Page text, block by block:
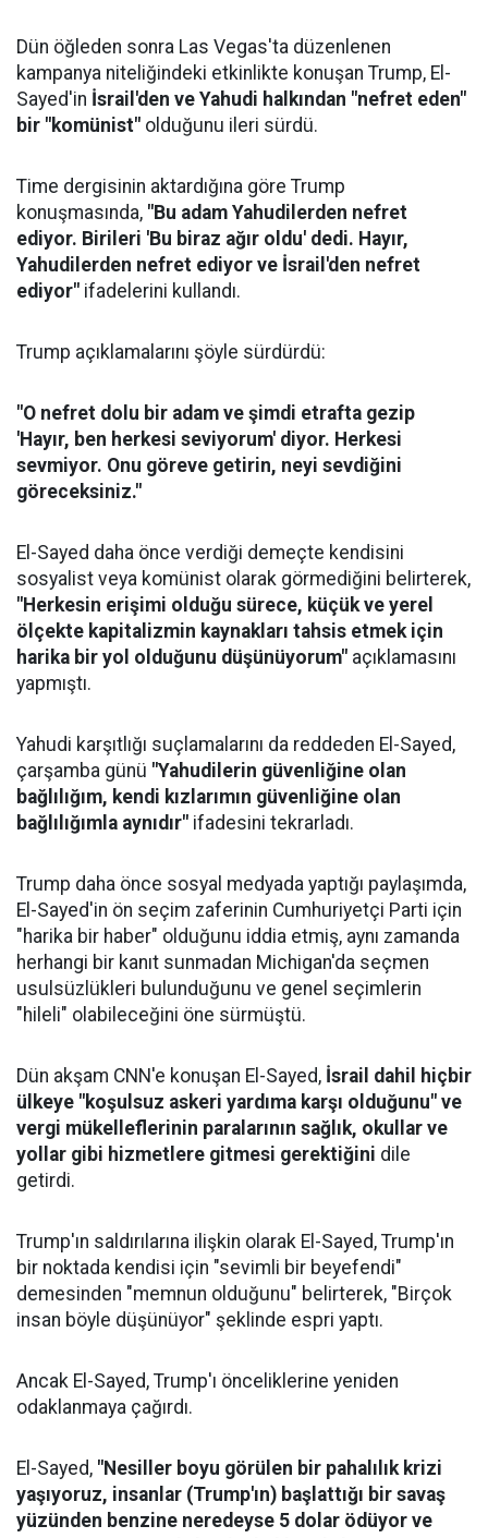
Dün öğleden sonra Las Vegas'ta düzenlenen
kampanya niteliğindeki etkinlikte konuşan Trump, El-
Sayed'in İsrail'den ve Yahudi halkından "nefret eden"
bir "komünist" olduğunu ileri sürdü.
Time dergisinin aktardığına göre Trump
konuşmasında, "Bu adam Yahudilerden nefret
ediyor. Birileri 'Bu biraz ağır oldu' dedi. Hayır,
Yahudilerden nefret ediyor ve İsrail'den nefret
ediyor" ifadelerini kullandı.
Trump açıklamalarını şöyle sürdürdü:
"O nefret dolu bir adam ve şimdi etrafta gezip
'Hayır, ben herkesi seviyorum' diyor. Herkesi
sevmiyor. Onu göreve getirin, neyi sevdiğini
göreceksiniz."
El-Sayed daha önce verdiği demeçte kendisini
sosyalist veya komünist olarak görmediğini belirterek,
"Herkesin erişimi olduğu sürece, küçük ve yerel
ölçekte kapitalizmin kaynakları tahsis etmek için
harika bir yol olduğunu düşünüyorum" açıklamasını
yapmıştı.
Yahudi karşıtlığı suçlamalarını da reddeden El-Sayed,
çarşamba günü "Yahudilerin güvenliğine olan
bağlılığım, kendi kızlarımın güvenliğine olan
bağlılığımla aynıdır" ifadesini tekrarladı.
Trump daha önce sosyal medyada yaptığı paylaşımda,
El-Sayed'in ön seçim zaferinin Cumhuriyetçi Parti için
"harika bir haber" olduğunu iddia etmiş, aynı zamanda
herhangi bir kanıt sunmadan Michigan'da seçmen
usulsüzlükleri bulunduğunu ve genel seçimlerin
"hileli" olabileceğini öne sürmüştü.
Dün akşam CNN'e konuşan El-Sayed, İsrail dahil hiçbir
ülkeye "koşulsuz askeri yardıma karşı olduğunu" ve
vergi mükelleflerinin paralarının sağlık, okullar ve
yollar gibi hizmetlere gitmesi gerektiğini dile
getirdi.
Trump'ın saldırılarına ilişkin olarak El-Sayed, Trump'ın
bir noktada kendisi için "sevimli bir beyefendi"
demesinden "memnun olduğunu" belirterek, "Birçok
insan böyle düşünüyor" şeklinde espri yaptı.
Ancak El-Sayed, Trump'ı önceliklerine yeniden
odaklanmaya çağırdı.
El-Sayed, "Nesiller boyu görülen bir pahalılık krizi
yaşıyoruz, insanlar (Trump'ın) başlattığı bir savaş
yüzünden benzine neredeyse 5 dolar ödüyor ve